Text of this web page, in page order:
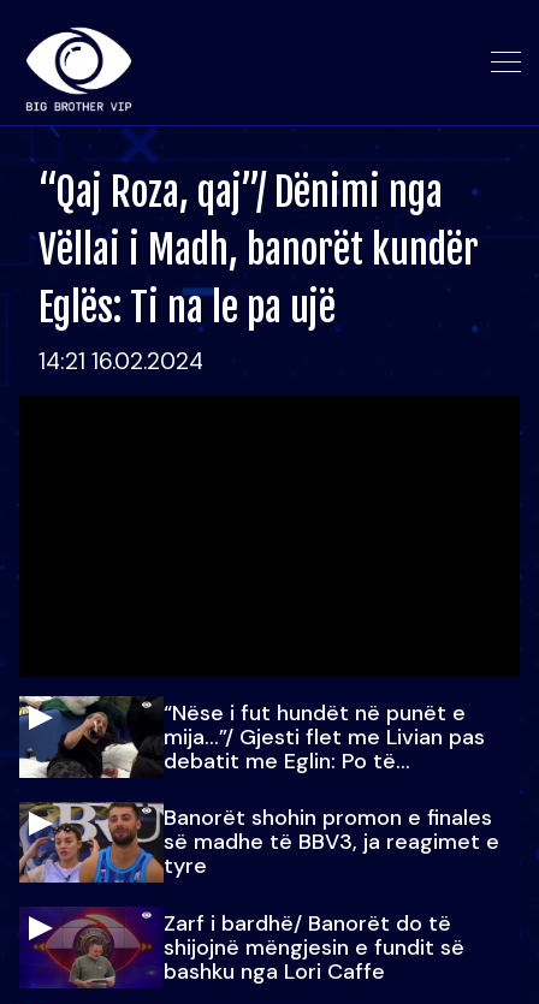
“Qaj Roza, qaj”/ Dënimi nga
Vëllai i Madh, banorët kundër
Eglës: Ti na le pa ujë
14:21 16.02.2024
“Nëse i fut hundët në punët e
mija…”/ Gjesti flet me Livian pas
debatit me Eglin: Po të
Banorët shohin promon e finales
së madhe të BBV3, ja reagimet e
tyre
Zarf i bardhë/ Banorët do të
shijojnë mëngjesin e fundit së
bashku nga Lori Caffe